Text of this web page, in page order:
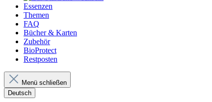
Essenzen
Themen
FAQ
Bücher & Karten
Zubehör
BioProtect
Restposten
Menü schließen
Deutsch